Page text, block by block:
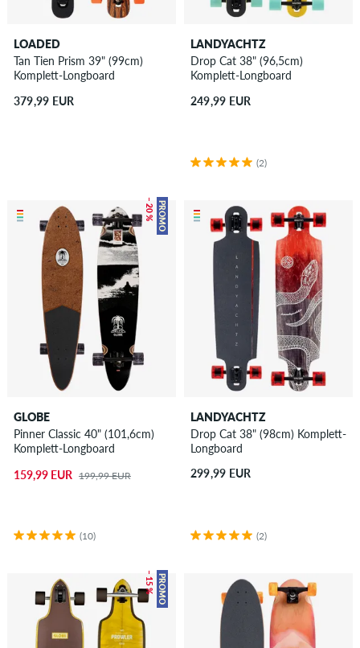
LOADED
Tan Tien Prism 39" (99cm)
Komplett-Longboard
379,99 EUR
LANDYACHTZ
Drop Cat 38" (96,5cm)
Komplett-Longboard
249,99 EUR
(2)
PROMO
– 20 %
GLOBE
Pinner Classic 40" (101,6cm)
Komplett-Longboard
159,99 EUR 199,99 EUR
(10)
LANDYACHTZ
Drop Cat 38" (98cm) Komplett-
Longboard
299,99 EUR
(2)
PROMO
– 15 %